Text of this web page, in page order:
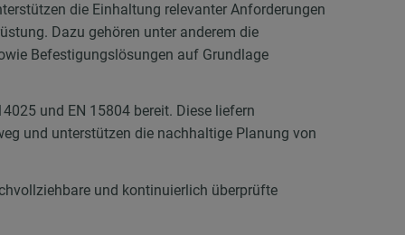
die Einhaltung relevanter Anforderungen
Dazu gehören unter anderem die
Befestigungslösungen auf Grundlage
und EN 15804 bereit. Diese liefern
und unterstützen die nachhaltige Planung von
und kontinuierlich überprüfte